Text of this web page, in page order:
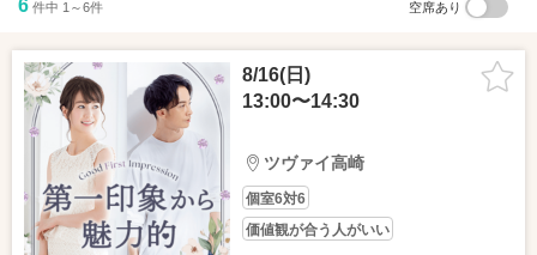
6 件中 1～6件 空席あり
8/16(日)
13:00〜14:30
ツヴァイ高崎
個室6対6
価値観が合う人がいい